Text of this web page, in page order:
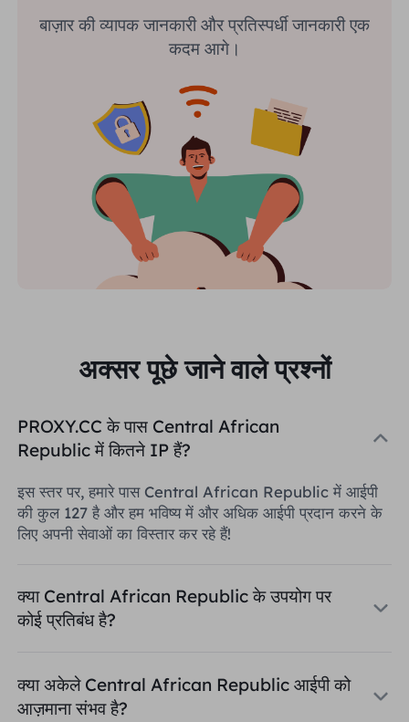
बाज़ार की व्यापक जानकारी और प्रतिस्पर्धी जानकारी एक
कदम आगे।
अक्सर पूछे जाने वाले प्रश्नों
PROXY.CC के पास Central African
Republic में कितने IP हैं?
इस स्तर पर, हमारे पास Central African Republic में आईपी
की कुल 127 है और हम भविष्य में और अधिक आईपी प्रदान करने के
लिए अपनी सेवाओं का विस्तार कर रहे हैं!
क्या Central African Republic के उपयोग पर
कोई प्रतिबंध है?
क्या अकेले Central African Republic आईपी को
आज़माना संभव है?